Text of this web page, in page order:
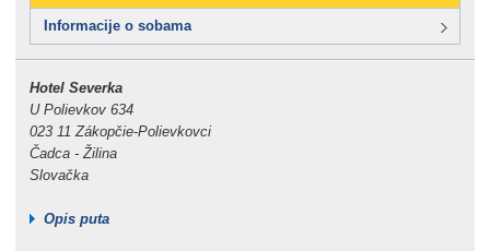
Informacije o sobama
Hotel Severka
U Polievkov 634
023 11 Zákopčie-Polievkovci
Čadca - Žilina
Slovačka
Opis puta